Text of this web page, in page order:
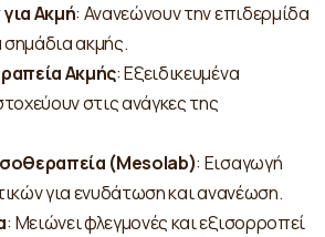
Ακμή: Ανανεώνουν την επιδερμίδα
σημάδια ακμής.
Ακμής: Εξειδικευμένα
στις ανάγκες της
(Mesolab): Εισαγωγή
για ενυδάτωση και ανανέωση.
: Μειώνει φλεγμονές και εξισορροπεί